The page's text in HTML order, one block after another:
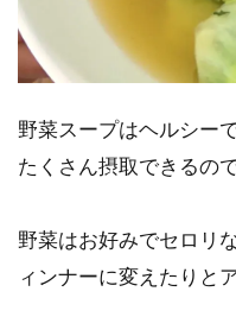
野菜スープはヘルシー
たくさん摂取できるの
野菜はお好みでセロリ
ィンナーに変えたりと